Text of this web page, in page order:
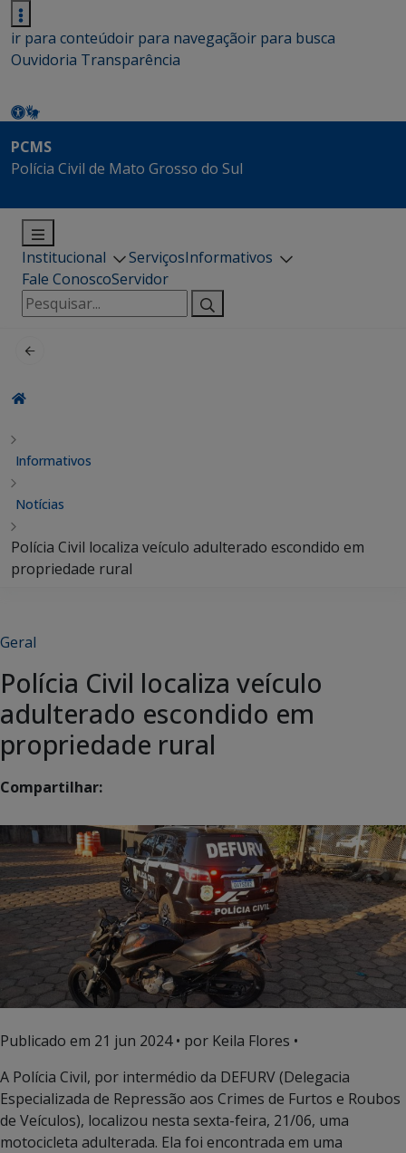
ir para conteúdoir para navegaçãoir para busca
Ouvidoria Transparência
PCMS
Polícia Civil de Mato Grosso do Sul
Institucional ServiçosInformativos
Fale ConoscoServidor
Pesquisar
por:
Informativos
Notícias
Polícia Civil localiza veículo adulterado escondido em
propriedade rural
Geral
Polícia Civil localiza veículo
adulterado escondido em
propriedade rural
Compartilhar:
Publicado em 21 jun 2024• por Keila Flores •
A Polícia Civil, por intermédio da DEFURV (Delegacia
Especializada de Repressão aos Crimes de Furtos e Roubos
de Veículos), localizou nesta sexta-feira, 21/06, uma
motocicleta adulterada. Ela foi encontrada em uma